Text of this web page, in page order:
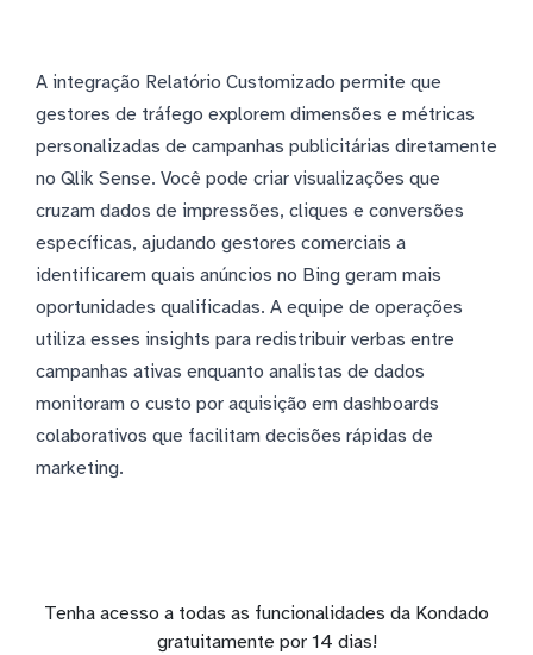
A integração Relatório Customizado permite que
gestores de tráfego explorem dimensões e métricas
personalizadas de campanhas publicitárias diretamente
no Qlik Sense. Você pode criar visualizações que
cruzam dados de impressões, cliques e conversões
específicas, ajudando gestores comerciais a
identificarem quais anúncios no Bing geram mais
oportunidades qualificadas. A equipe de operações
utiliza esses insights para redistribuir verbas entre
campanhas ativas enquanto analistas de dados
monitoram o custo por aquisição em dashboards
colaborativos que facilitam decisões rápidas de
marketing.
Tenha acesso a todas as funcionalidades da Kondado
gratuitamente por 14 dias!